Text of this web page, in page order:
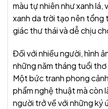
màu tự nhiên như xanh lá,
xanh da trời tạo nên tổng
giác thư thái và dễ chịu
Đối với nhiều người, hình
những năm tháng tuổi
Một bức tranh phong
phẩm nghệ thuật mà còn
người trở về với những ký